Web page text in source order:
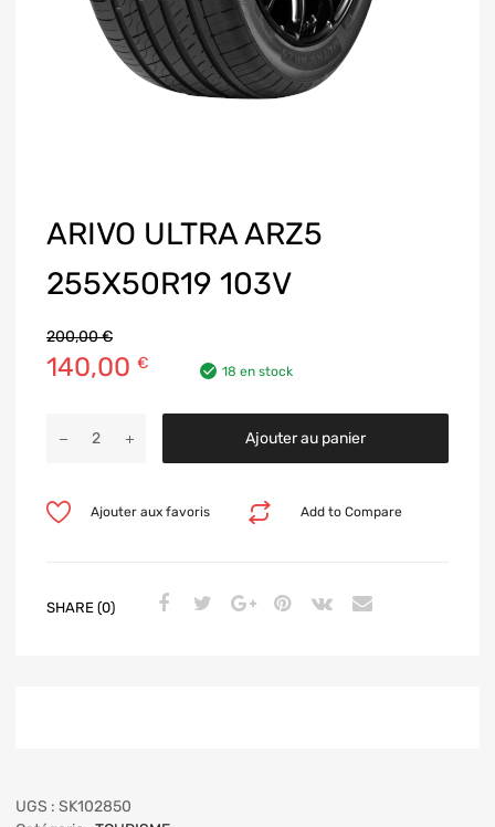
ARIVO ULTRA ARZ5
255X50R19 103V
200,00€
140,00 € 18 en stock
Ajouter au panier
Add to Compare
Ajouter aux favoris
SHARE (0)
UGS : SK102850